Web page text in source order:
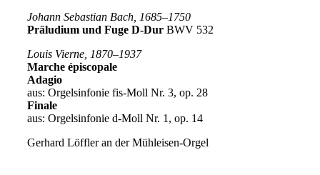
Johann Sebastian Bach, 1685–1750
Präludium und Fuge D-Dur BWV 532
Louis Vierne, 1870–1937
Marche épiscopale
Adagio
aus: Orgelsinfonie fis-Moll Nr. 3, op. 28
Finale
aus: Orgelsinfonie d-Moll Nr. 1, op. 14
Gerhard Löffler an der Mühleisen-Orgel